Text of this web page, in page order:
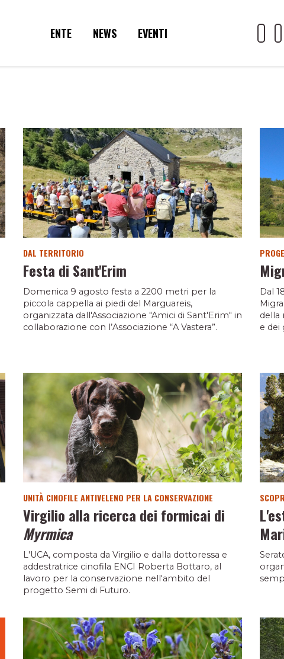
ENTE NEWS EVENTI
DAL TERRITORIO
Festa di Sant'Erim
Domenica 9 agosto festa a 2200 metri per la
piccola cappella ai piedi del Marguareis,
organizzata dall'Associazione "Amici di Sant'Erim" in
collaborazione con l’Associazione “A Vastera”.
Dal
della
e dei
UNITÀ CINOFILE ANTIVELENO PER LA CONSERVAZIONE
Virgilio alla ricerca dei formicai di
Myrmica
L'UCA, composta da Virgilio e dalla dottoressa e
addestratrice cinofila ENCI Roberta Bottaro, al
lavoro per la conservazione nell'ambito del
progetto Semi di Futuro.